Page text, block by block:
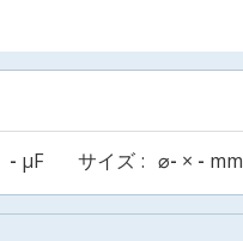
- µF サイズ ⌀- × - mm